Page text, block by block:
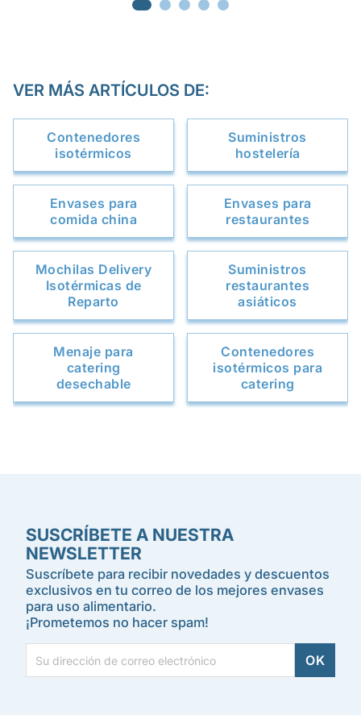
VER MÁS ARTÍCULOS DE:
Contenedores
isotérmicos
Suministros
hostelería
Envases para
comida china
Envases para
restaurantes
Mochilas Delivery
Isotérmicas de
Reparto
Suministros
restaurantes
asiáticos
Menaje para
catering
desechable
Contenedores
isotérmicos para
catering
SUSCRÍBETE A NUESTRA
NEWSLETTER
Suscríbete para recibir novedades y descuentos
exclusivos en tu correo de los mejores envases
para uso alimentario.
¡Prometemos no hacer spam!